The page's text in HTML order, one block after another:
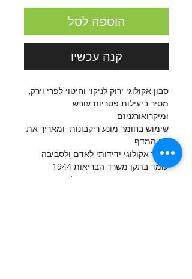
הוספה לסל
קנה עכשיו
סבון אקולוגי ירוק לניקוי וחיטוי לפרי וירק,
מסיר ביעילות פטריות עובש
ומיקרואורגניזם
שימוש בחומר מונע ריקבונות ומאריך את
חיי המדף
מוצר אקולוגי ידידותי לאדם ולסביבה
עומד בתקן משרד הבריאות 1944
אישור מכון התקנים הישראלי